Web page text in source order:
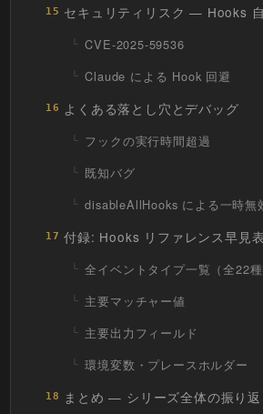
15 セキュリティリスク — Hooks
CVE-2025-59536
Claude による Hook 回避
16 よくある落とし穴とデバッグ
フックの実行時間超過
既知バグ
disableAllHooks による一時無
17 付録: Hooks リファレンス早見表
全イベントタイプ一覧（全22種
主要マッチャー値
主要出力フィールド
環境変数・プレースホルダー
18 まとめ — シリーズ全体の振り返